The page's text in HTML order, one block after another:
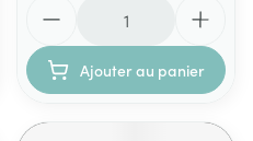
Ajouter au panier